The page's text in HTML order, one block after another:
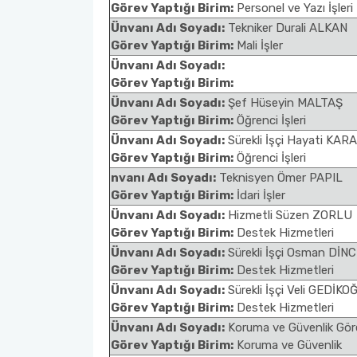
Görev Yaptığı Birim: Personel ve Yazı İşleri
Ünvanı Adı Soyadı: Tekniker Durali ALKAN
Görev Yaptığı Birim: Mali İşler
Ünvanı Adı Soyadı:
Görev Yaptığı Birim:
Ünvanı Adı Soyadı: Şef Hüseyin MALTAŞ
Görev Yaptığı Birim: Öğrenci İşleri
Ünvanı Adı Soyadı: Sürekli İşçi Hayati
Görev Yaptığı Birim: Öğrenci İşleri
nvanı Adı Soyadı: Teknisyen Ömer PAPIL
Görev Yaptığı Birim: İdari İşler
Ünvanı Adı Soyadı: Hizmetli Süzen ZORLU
Görev Yaptığı Birim: Destek Hizmetleri
Ünvanı Adı Soyadı: Sürekli İşçi Osman
Görev Yaptığı Birim: Destek Hizmetleri
Ünvanı Adı Soyadı: Sürekli İşçi Veli
Görev Yaptığı Birim: Destek Hizmetleri
Ünvanı Adı Soyadı: Koruma ve Güvenlik
Görev Yaptığı Birim: Koruma ve Güvenlik